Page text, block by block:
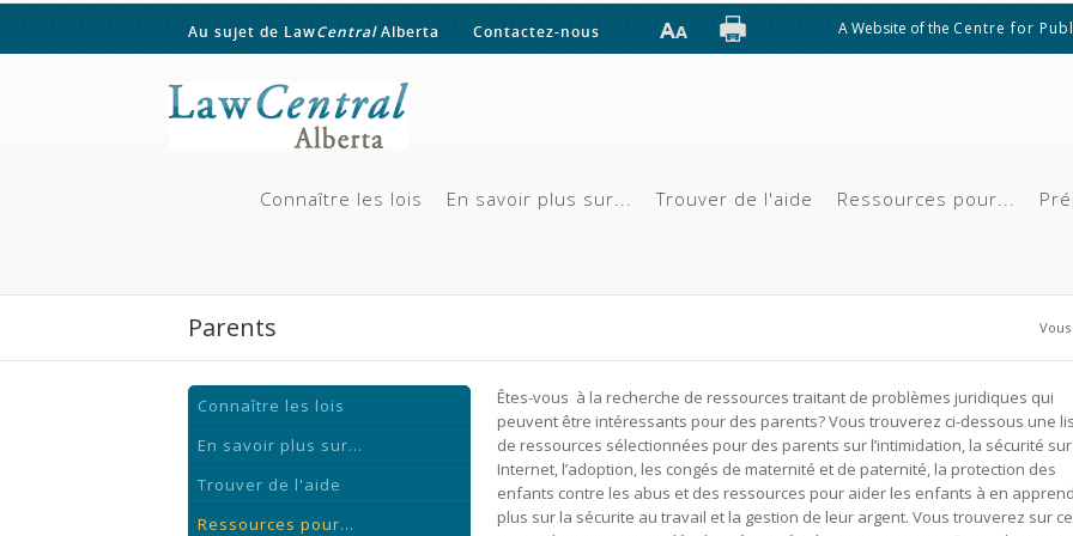
Au sujet de LawCentralAlberta Contactez-nous A Website of theCentre for
Connaître les lois En savoir plus sur... Trouver de l'aide Ressources pour...
Parents
Connaître les lois
En savoir plus sur...
Trouver de l'aide
Ressources pour...
Êtes-vous à la recherche de ressources traitant de problèmes juridiques qui
peuvent être intéressants pour des parents? Vous trouverez ci-dessous une
de ressources sélectionnées pour des parents sur l’intimidation, la sécurité sur
Internet, l’adoption, les congés de maternité et de paternité, la protection des
enfants contre les abus et des ressources pour aider les enfants à en
plus sur la sécurite au travail et la gestion de leur argent. Vous trouverez sur